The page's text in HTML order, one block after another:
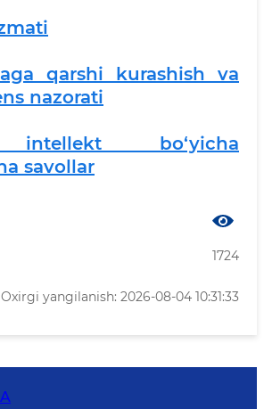
qarshi kurashish va
nazorati
intellekt bo‘yicha
savollar
1724
Oxirgi yangilanish: 2026-08-04 10:31:33